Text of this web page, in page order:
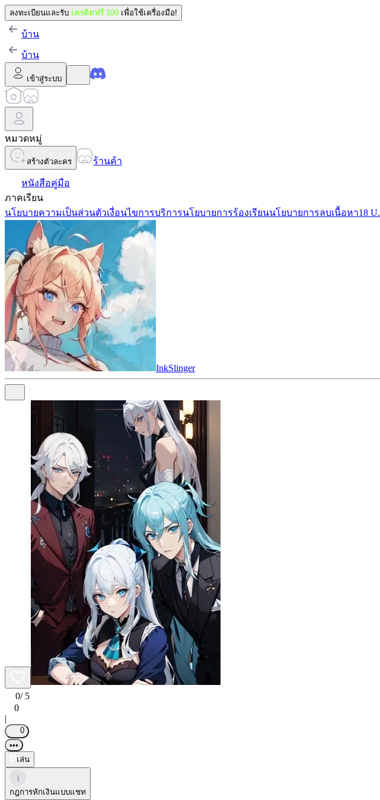
ลงทะเบียนและรับ เครดิตฟรี 100 เพื่อใช้เครื่องมือ!
บ้าน
บ้าน
เข้าสู่ระบบ
หมวดหมู่
สร้างตัวละคร ร้านค้า
หนังสือคู่มือ
ภาคเรียน
นโยบายความเป็นส่วนตัวเงื่อนไขการบริการนโยบายการร้องเรียนนโยบายการลบเนื้อหา18
InkSlinger
0/ 5
0
|
0
•••
เล่น
i
กฎการหักเงินแบบแชท